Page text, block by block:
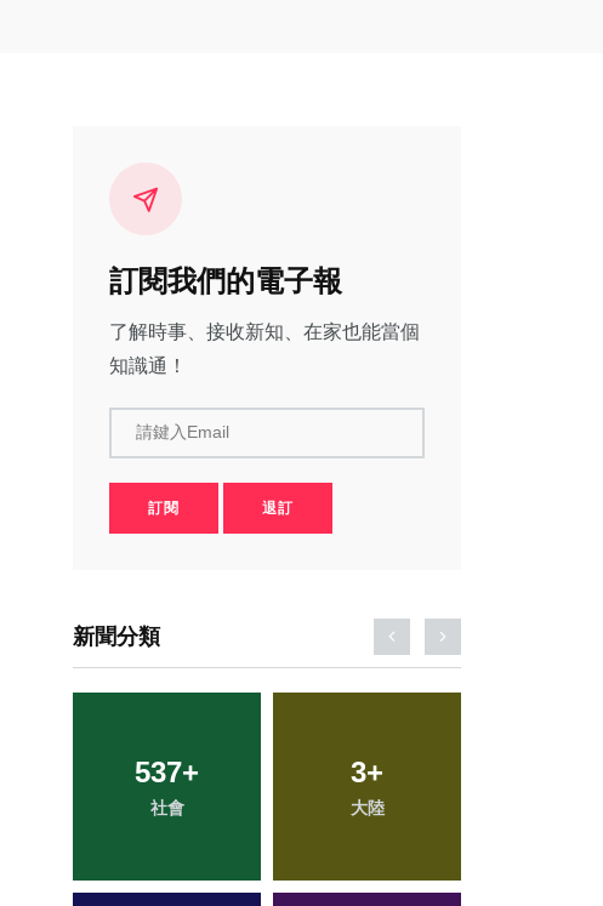
訂閱我們的電子報
了解時事、接收新知、在家也能當個
知識通！
請鍵入Email
訂閱 退訂
新聞分類
537+
社會
3+
大陸
46+
科技新知
89+
宗教